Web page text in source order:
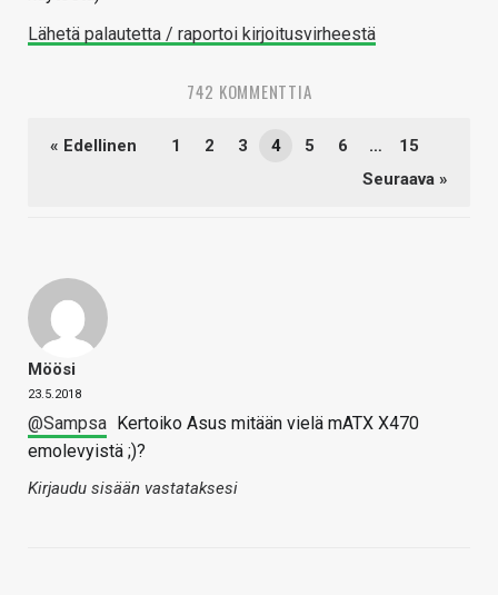
Lähetä palautetta / raportoi kirjoitusvirheestä
742 KOMMENTTIA
« Edellinen 1 2 3 4 5 6 …
15
Seuraava »
Möösi
23.5.2018
@Sampsa Kertoiko Asus mitään vielä mATX X470
emolevyistä ;)?
Kirjaudu sisään vastataksesi